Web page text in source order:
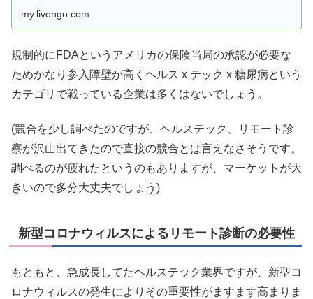
my.livongo.com
規制的にFDAというアメリカの保険当局の承認が必要な
ためかなり参入障壁が高くヘルス x テック x 糖尿病という
カテゴリで戦っている企業は多くはないでしょう。
(競合を少し調べたのですが、ヘルステック、リモート診
察が沢山出てきたので直接の競合とは言えなさそうです。
調べるのが疲れたというのもありますが、マーケットが大
きいので多分大丈夫でしょう)
新型コロナウィルスによるリモート診断の必要性
もともと、急成長してたヘルステック業界ですが、新型コ
ロナウィルスの発生によりその重要性がますます高まりま